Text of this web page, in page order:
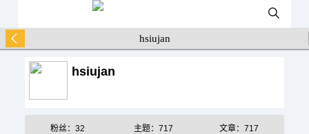
hsiujan
hsiujan
粉丝：32 主题：717 文章：717